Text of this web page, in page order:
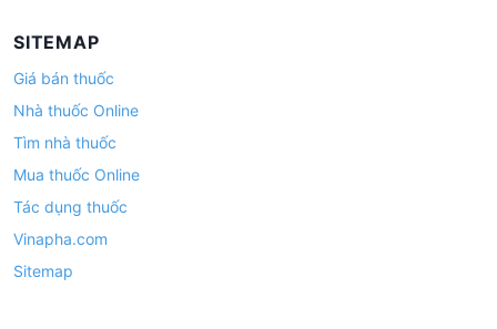
SITEMAP
Giá bán thuốc
Nhà thuốc Online
Tìm nhà thuốc
Mua thuốc Online
Tác dụng thuốc
Vinapha.com
Sitemap